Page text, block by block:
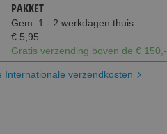
PAKKET
Gem. 1 - 2 werkdagen thuis
€ 5,95
Gratis verzending boven de € 150,-
Internationale verzendkosten